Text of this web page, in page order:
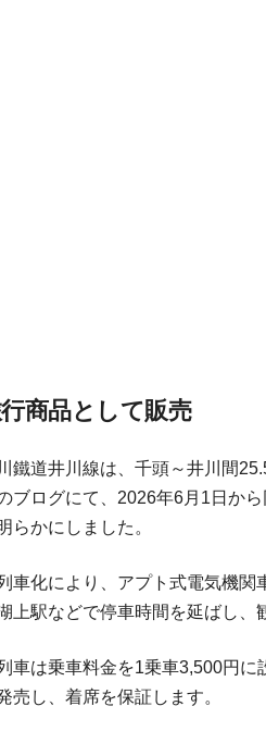
商品として販売
鐵道井川線は、千頭～井川間
ブログにて、2026年6月1日か
らかにしました。
車化により、アプト式電気機関
上駅などで停車時間を延ばし、
車は乗車料金を1乗車3,500円
売し、着席を保証します。